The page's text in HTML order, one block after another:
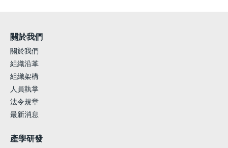
關於我們
關於我們
組織沿革
組織架構
人員執掌
法令規章
最新消息
產學研發